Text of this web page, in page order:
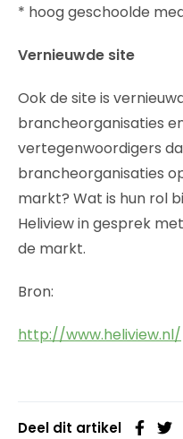
* hoog geschoolde
Vernieuwde site
Ook de site is
brancheorganisaties
vertegenwoordigers
brancheorganisaties
markt? Wat is hun rol
Heliview in gesprek
de markt.
Bron:
http://www.heliview.nl/
Deel dit artikel